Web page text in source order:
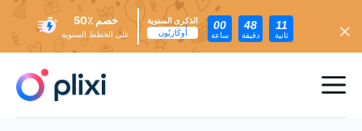
إلى
المحتوى
خصم ٪50
على الخطط السنوية
الذكرى السنوية
أُوكَازيُون
00
ساعة
48
دقيقة
09
ثانية